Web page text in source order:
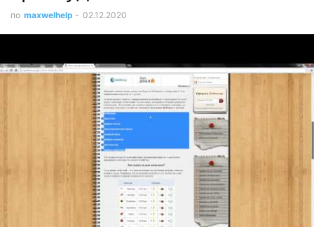
по maxwelhelp - 02.12.2020